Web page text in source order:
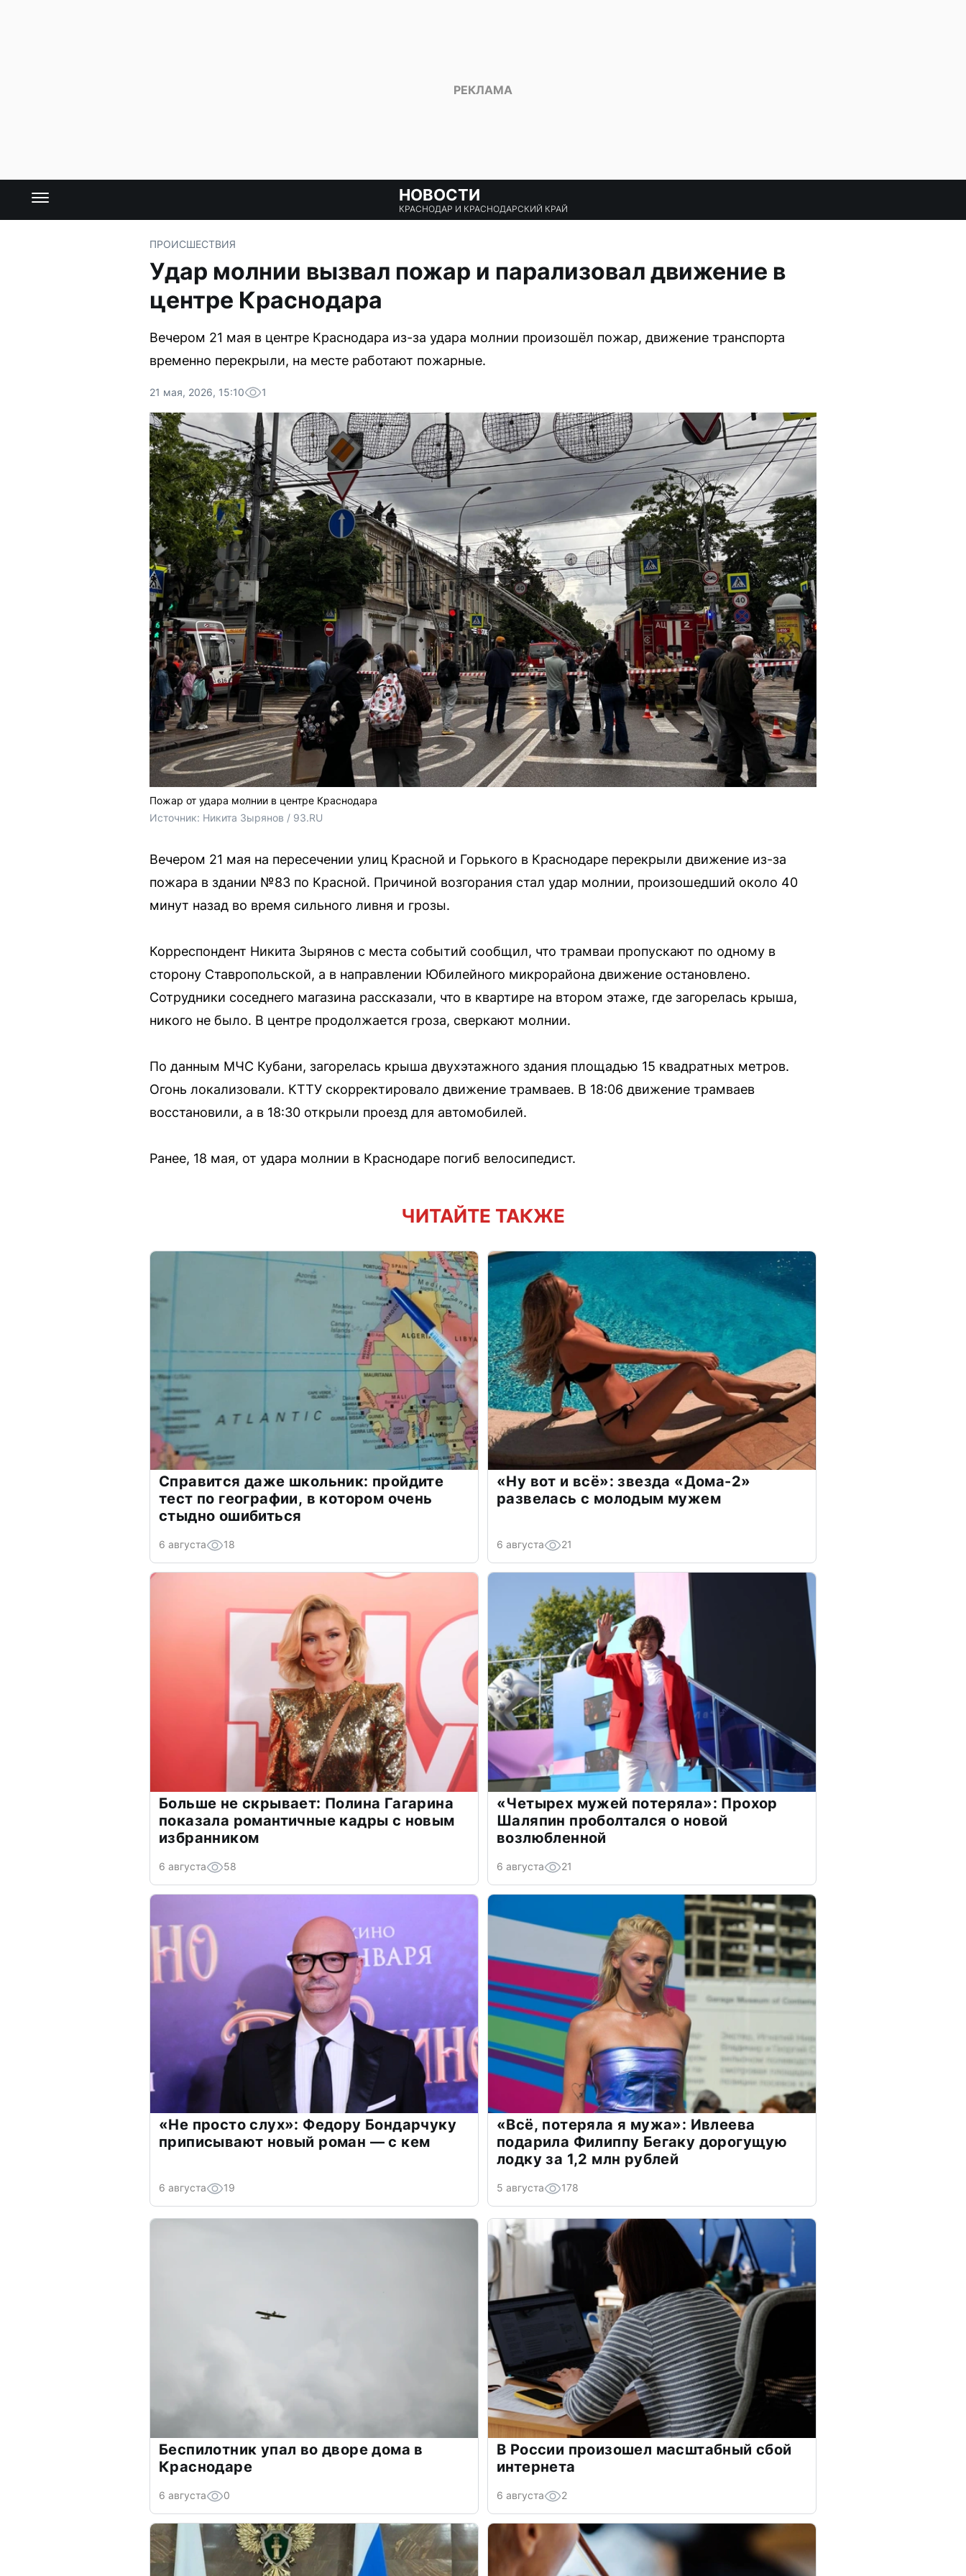
НОВОСТИ
КРАСНОДАР И КРАСНОДАРСКИЙ КРАЙ
ПРОИСШЕСТВИЯ
Удар молнии вызвал пожар и парализовал движение в
центре Краснодара
Вечером 21 мая в центре Краснодара из-за удара молнии произошёл пожар, движение транспорта
временно перекрыли, на месте работают пожарные.
21 мая, 2026, 15:10 1
Пожар от удара молнии в центре Краснодара
Источник: Никита Зырянов / 93.RU
Вечером 21 мая на пересечении улиц Красной и Горького в Краснодаре перекрыли движение из-за
пожара в здании №83 по Красной. Причиной возгорания стал удар молнии, произошедший около 40
минут назад во время сильного ливня и грозы.
Корреспондент Никита Зырянов с места событий сообщил, что трамваи пропускают по одному в
сторону Ставропольской, а в направлении Юбилейного микрорайона движение остановлено.
Сотрудники соседнего магазина рассказали, что в квартире на втором этаже, где загорелась крыша,
никого не было. В центре продолжается гроза, сверкают молнии.
По данным МЧС Кубани, загорелась крыша двухэтажного здания площадью 15 квадратных метров.
Огонь локализовали. КТТУ скорректировало движение трамваев. В 18:06 движение трамваев
восстановили, а в 18:30 открыли проезд для автомобилей.
Ранее, 18 мая, от удара молнии в Краснодаре погиб велосипедист.
ЧИТАЙТЕ ТАКЖЕ
Справится даже школьник: пройдите
тест по географии, в котором очень
стыдно ошибиться
6 августа 18
«Ну вот и всё»: звезда «Дома-2»
развелась с молодым мужем
6 августа 21
Больше не скрывает: Полина Гагарина
показала романтичные кадры с новым
избранником
6 августа 58
«Четырех мужей потеряла»: Прохор
Шаляпин проболтался о новой
возлюбленной
6 августа 21
«Не просто слух»: Федору Бондарчуку
приписывают новый роман — с кем
6 августа 19
«Всё, потеряла я мужа»: Ивлеева
подарила Филиппу Бегаку дорогущую
лодку за 1,2 млн рублей
5 августа 178
Беспилотник упал во дворе дома в
Краснодаре
6 августа 0
В России произошел масштабный сбой
интернета
6 августа 2